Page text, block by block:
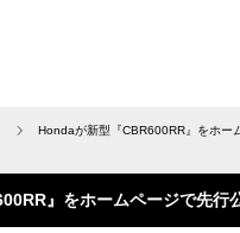
Hondaが新型『CBR600RR』をホー
』をホームページで先行